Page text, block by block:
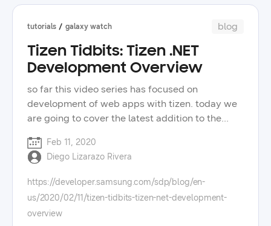
을 전했습니다. samsung software developer
트웨어 커뮤니티 연합 밋업도 동시에 진행되었습니
다. 커뮤니티 밋업은 4년 전 ssdc의 전신인 soscon
부터 매년 진행되고 있는 개발자 간 소통의 장입니
다. 올해는 'software developer community'라는
웹사이트를 런칭하며 국내 60개 커뮤니티와 연합
으로 진행하게 되었습니다. 이날 커뮤니티 밋업의
세션을 맡은 ‘위민후코드 서울’ 소속의 김승미 님은
‘web3 생태계 입문기’라는 주제로 발표에 나섰으
며, 개인이 발행한 콘텐츠에 대한 보상을 받을 수 있
는 web3 생태계를 폭넓게 공부하기 위해 블록체인
학회에 참여하고 nft 워크숍에서 강사로도 활동하
고 있다고 전했습니다. ‘ai robotics kr’ 소속의 김수
영 님은 ‘우리가 원하는 로봇, 우리가 필요한 기술’이
don’t forget to tell us in the forums what topics
you will like us to touch on in future videos.
tutorials galaxy watch blog
Tizen Tidbits: Tizen .NET
Development Overview
so far this video series has focused on
development of web apps with tizen. today we
are going to cover the latest addition to the
developers that have previous experience with
the microsoft stack, or simply want to get
ahead learning more of cross platform
development with xamarin. the tizen tidbits
video series covers in ten minutes, or less, core
concepts of tizen app development. in
Feb 11, 2020
Diego Lizarazo Rivera
https://developer.samsung.com/sdp/blog/en-
us/2020/02/11/tizen-tidbits-tizen-net-development-
overview